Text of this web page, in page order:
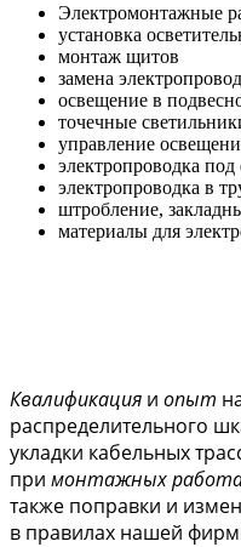
Электромонтажные
установка
монтаж щитов
замена
освещение в
точечные
управление
электропроводка
электропроводка в
штробление,
материалы для
Квалификация и опыт
распределительного
укладки кабельных
при монтажных
также поправки и
в правилах нашей